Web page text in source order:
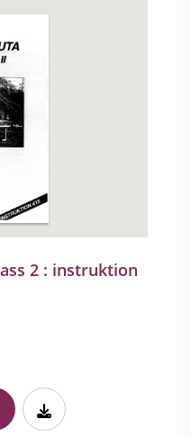
2 : instruktion